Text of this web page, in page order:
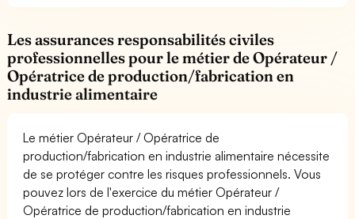
Les assurances responsabilités civiles
professionnelles pour le métier de Opérateur /
Opératrice de production/fabrication en
industrie alimentaire
Le métier Opérateur / Opératrice de
production/fabrication en industrie alimentaire nécessite
de se protéger contre les risques professionnels. Vous
pouvez lors de l'exercice du métier Opérateur /
Opératrice de production/fabrication en industrie